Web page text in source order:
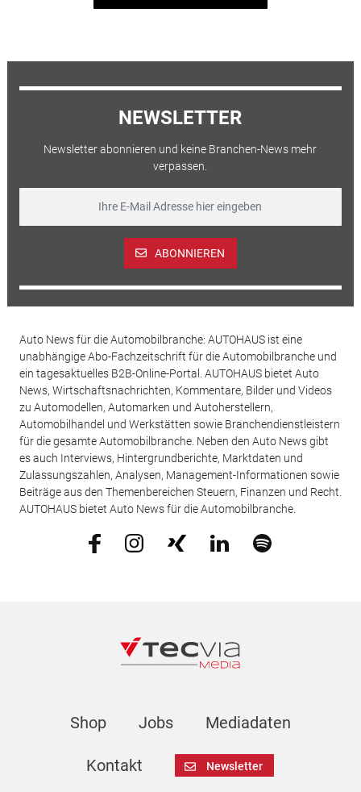
NEWSLETTER
Newsletter abonnieren und keine Branchen-News mehr
verpassen.
ABONNIEREN
Auto News für die Automobilbranche: AUTOHAUS ist eine
unabhängige Abo-Fachzeitschrift für die Automobilbranche und
ein tagesaktuelles B2B-Online-Portal. AUTOHAUS bietet Auto
News, Wirtschaftsnachrichten, Kommentare, Bilder und Videos
zu Automodellen, Automarken und Autoherstellern,
Automobilhandel und Werkstätten sowie Branchendienstleistern
für die gesamte Automobilbranche. Neben den Auto News gibt
es auch Interviews, Hintergrundberichte, Marktdaten und
Zulassungszahlen, Analysen, Management-Informationen sowie
Beiträge aus den Themenbereichen Steuern, Finanzen und Recht.
AUTOHAUS bietet Auto News für die Automobilbranche.
Shop Jobs Mediadaten
Kontakt Newsletter